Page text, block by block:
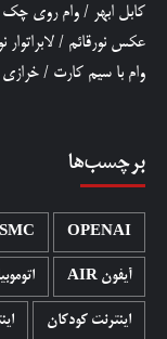
کابل ابهر / وام روی چک
عکس نورقائم / لابراتوار
وام با سیم کارت / خرازی
برچسب‌ها
OPENAI
آیفون AIR
اینترنت کودکان